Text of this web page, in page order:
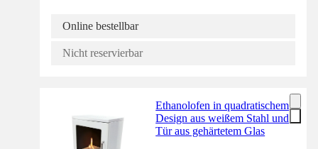
Online bestellbar
Nicht reservierbar
Ethanolofen in quadratischem
Design aus weißem Stahl und
Tür aus gehärtetem Glas